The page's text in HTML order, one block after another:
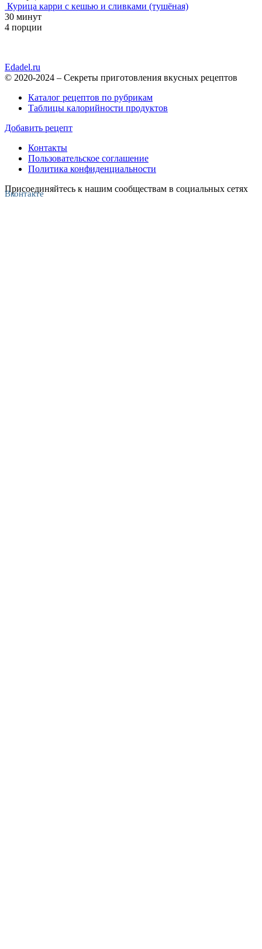
Курица карри с кешью и сливками (тушёная)
30 минут
4 порции
Edadel.ru
© 2020-2024 – Секреты приготовления вкусных рецептов
Каталог рецептов по рубрикам
Таблицы калорийности продуктов
Добавить рецепт
Контакты
Пользовательское соглашение
Политика конфиденциальности
Присоединяйтесь к нашим сообществам в социальных сетях
Вконтакте